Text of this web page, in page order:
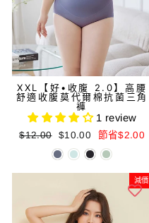
XXL【好•收腹 2.0】高腰
舒適收腹莫代爾棉抗菌三角
褲
1 review
正
$12.00
減
價
價
$10.00 節省$2.00
減價